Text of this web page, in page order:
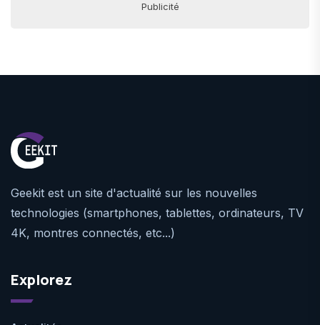
Publicité
Geekit est un site d'actualité sur les nouvelles
technologies (smartphones, tablettes, ordinateurs, TV
4K, montres connectés, etc...)
Explorez